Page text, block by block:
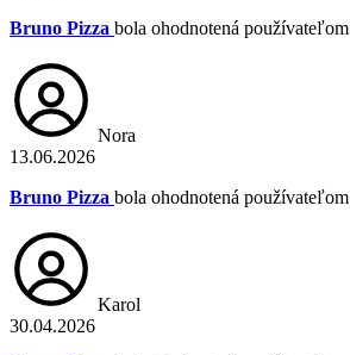
Bruno Pizza bola ohodnotená používateľom
Nora
13.06.2026
Bruno Pizza bola ohodnotená používateľom
Karol
30.04.2026